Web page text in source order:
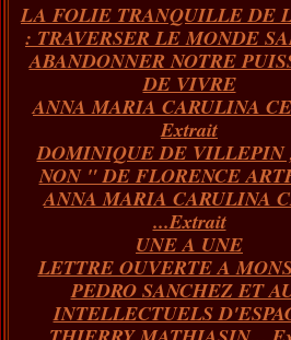
LA FOLIE TRANQUILLE DE
: TRAVERSER LE MONDE
ABANDONNER NOTRE
DE VIVRE
ANNA MARIA CARULINA
Extrait
DOMINIQUE DE
NON " DE FLORENCE
ANNA MARIA CARULINA
...Extrait
UNE A UNE
LETTRE OUVERTE A
PEDRO SANCHEZ ET
INTELLECTUELS